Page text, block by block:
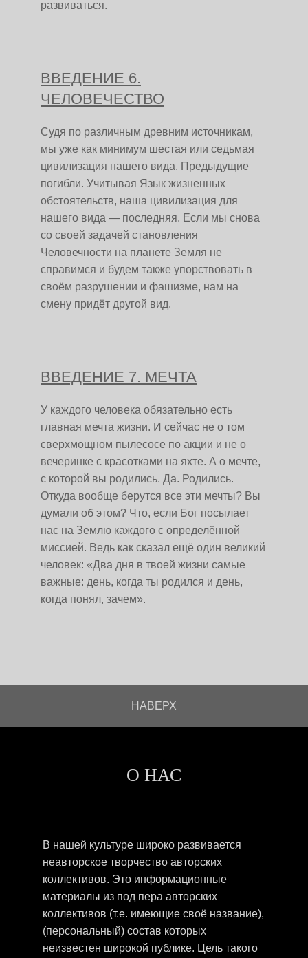
развиваться.
ВВЕДЕНИЕ 6.
ЧЕЛОВЕЧЕСТВО
Судя по различным древним источникам,
мы уже как минимум шестая или седьмая
цивилизация нашего вида. Предыдущие
погибли. Учитывая Язык жизненных
обстоятельств, наша цивилизация для
нашего вида — последняя. Если мы снова
со своей задачей становления
Человечности на планете Земля не
справимся и будем также упорствовать в
своём разрушении и фашизме, нам на
смену придёт другой вид.
ВВЕДЕНИЕ 7. МЕЧТА
У каждого человека обязательно есть
главная мечта жизни. И сейчас не о том
сверхмощном пылесосе по акции и не о
вечеринке с красотками на яхте. А о мечте,
с которой вы родились. Да. Родились.
Откуда вообще берутся все эти мечты? Вы
думали об этом? Что, если Бог посылает
нас на Землю каждого с определённой
миссией. Ведь как сказал ещё один великий
человек: «Два дня в твоей жизни самые
важные: день, когда ты родился и день,
когда понял, зачем».
НАВЕРХ
О НАС
В нашей культуре широко развивается
неавторское творчество авторских
коллективов. Это информационные
материалы из под пера авторских
коллективов (т.е. имеющие своё название),
(персональный) состав которых
неизвестен широкой публике. Цель такого